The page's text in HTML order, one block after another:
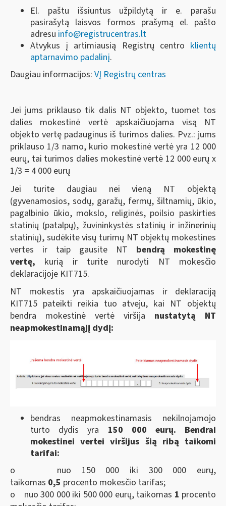
El. paštu išsiuntus užpildytą ir e. parašu
pasirašytą laisvos formos prašymą el. pašto
adresu info@registrucentras.lt
Atvykus į artimiausią Registrų centro klientų
aptarnavimo padalinį.
Daugiau informacijos: VĮ Registrų centras
Jei jums priklauso tik dalis NT objekto, tuomet tos
dalies mokestinė vertė apskaičiuojama visą NT
objekto vertę padauginus iš turimos dalies. Pvz.: jums
priklauso 1/3 namo, kurio mokestinė vertė yra 12 000
eurų, tai turimos dalies mokestinė vertė 12 000 eurų x
1/3 = 4 000 eurų
Jei turite daugiau nei vieną NT objektą
(gyvenamosios, sodų, garažų, fermų, šiltnamių, ūkio,
pagalbinio ūkio, mokslo, religinės, poilsio paskirties
statinių (patalpų), žuvininkystės statinių ir inžinerinių
statinių), sudėkite visų turimų NT objektų mokestines
vertes ir taip gausite NT bendrą mokestinę
vertę, kurią ir turite nurodyti NT mokesčio
deklaracijoje KIT715.
NT mokestis yra apskaičiuojamas ir deklaraciją
KIT715 pateikti reikia tuo atveju, kai NT objektų
bendra mokestinė vertė viršija nustatytą NT
neapmokestinamąjį dydį:
bendras neapmokestinamasis nekilnojamojo
turto dydis yra 150 000 eurų. Bendrai
mokestinei vertei viršijus šią ribą taikomi
tarifai:
o nuo 150 000 iki 300 000 eurų,
taikomas 0,5 procento mokesčio tarifas;
o nuo 300 000 iki 500 000 eurų, taikomas 1 procento